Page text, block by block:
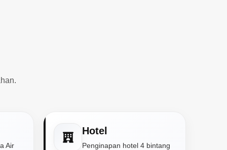
Air
Hotel
Penginapan hotel 4 bintang